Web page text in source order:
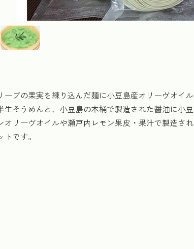
ーブの果実を練り込んだ麺に小豆島産オリーヴオイル
生そうめんと、小豆島の木桶で製造された醤油に小豆
オリーヴオイルや瀬戸内レモン果皮・果汁で製造され
です。